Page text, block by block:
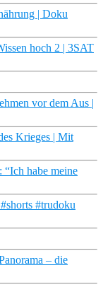
| Doku
hoch 2 | 3SAT
vor dem Aus |
Krieges | Mit
habe meine
#trudoku
– die